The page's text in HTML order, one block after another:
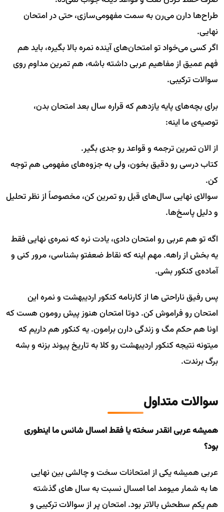
طراح‌ها دارن می‌رن به سمت مفهومی‌سازی، حتی در امتحان
نهایی.
اگر کسی می‌خواد تو امتحان‌های آینده نمره بالا بگیره، باید هم
فهم عمیق از مفاهیم عربی داشته باشه، هم تمرین مداوم روی
سوالات ترکیبی.
برای بچه‌های پایه یازدهم که قراره سال بعد امتحان بدن،
توصیه‌ی ما اینه:
از الان تمرین ترجمه و قواعد رو جدی بگیر.
کتاب درسی رو دقیق بخون، ولی به جزوه‌های مفهومی هم توجه
کن.
سوالای نهایی سال‌های قبل رو تمرین کن، مخصوصاً از نظر تحلیل
و دلیل پاسخ‌ها.
اگه تو هم عربی رو امتحان دادی، یادت نره که نمره‌ی نهایی فقط
یه بخش از راهه. مهم اینه که نقاط ضعفتو بشناسی، مرور کنی و
آماده‌ی کنکور بشی.
پس رفیق ناراحتی ها از کارنامه کنکور اردیبهشت و نمره این
امتحان رو فراموش کن. دوتا امتحان هنوز پیش رومون هست که
اونا هم حکم مگ و زندگی دارن برامون. یه کنکور هم داریم که
میتونه نتیجه کنکور اردیبهشت رو کلا به تاریخ پیوند بزنه و بشه
برگ برندت.
سوالات متداول
همیشه عربی انقدر سخته یا فقط امسال شانس ما اینطوری
بود؟
عربی همیشه یکی از امتحانات سخت و چالشی بین نهایی
ها به شمار میومد اما امسال نسبت به سال های گذشته
هم یکم سطحش بالاتر بود. امتحان پر از سوالات ترکیبی و